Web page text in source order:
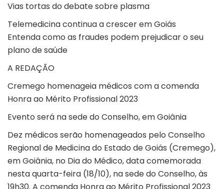
Vias tortas do debate sobre plasma
Telemedicina continua a crescer em Goiás
Entenda como as fraudes podem prejudicar o seu
plano de saúde
A REDAÇÃO
Cremego homenageia médicos com a comenda
Honra ao Mérito Profissional 2023
Evento será na sede do Conselho, em Goiânia
Dez médicos serão homenageados pelo Conselho
Regional de Medicina do Estado de Goiás (Cremego),
em Goiânia, no Dia do Médico, data comemorada
nesta quarta-feira (18/10), na sede do Conselho, às